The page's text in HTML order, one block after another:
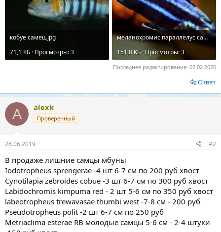
кобуе самец.jpg
71,1 КБ · Просмотры: 3
меланохромис параллелус самец.jpg
151,8 КБ · Просмотры: 3
Последнее редактирование: 02.02.2020
Ответ
A alexk
Проверенный
28.06.2019 #2
В продаже лишние самцы мбуны
Iodotropheus sprengerae -4 шт 6-7 см по 200 руб хвост
Cynotilapia zebroides cobue -3 шт 6-7 см по 300 руб хвост
Labidochromis kimpuma red - 2 шт 5-6 см по 350 руб хвост
labeotropheus trewavasae thumbi west -7-8 см - 200 руб
Pseudotropheus polit -2 шт 6-7 см по 250 руб
Metriaclima esterae RB молодые самцы 5-6 см - 2-4 штуки